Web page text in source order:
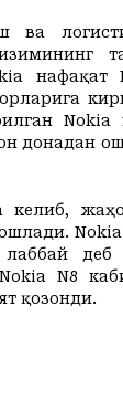
ва
нафақат
Nokia
донадан
келиб,
лаббай
N8
қозонди.